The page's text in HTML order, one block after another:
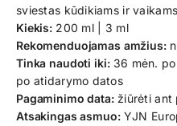
sviestas kūdikiams ir vaikams
Kiekis: 200 ml | 3 ml
Rekomenduojamas amžius:
Tinka naudoti iki:36 mėn. po
po atidarymo datos
Pagaminimo data:žiūrėti ant
Atsakingas asmuo:YJN